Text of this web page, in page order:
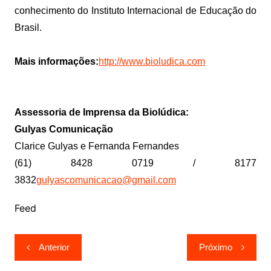
conhecimento do Instituto Internacional de Educação do
Brasil.
Mais informações:http://www.bioludica.com
Assessoria de Imprensa da Biolúdica:
Gulyas Comunicação
Clarice Gulyas e Fernanda Fernandes
(61) 8428 0719 / 8177
3832gulyascomunicacao@gmail.com
Feed
Navegação
de
Anterior Próximo